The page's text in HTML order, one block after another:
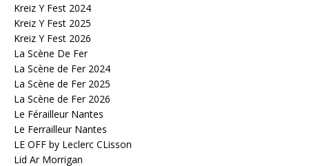
Kreiz Y Fest 2024
Kreiz Y Fest 2025
Kreiz Y Fest 2026
La Scène De Fer
La Scène de Fer 2024
La Scène de Fer 2025
La Scène de Fer 2026
Le Férailleur Nantes
Le Ferrailleur Nantes
LE OFF by Leclerc CLisson
Lid Ar Morrigan